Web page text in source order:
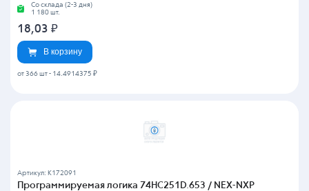
Со склада (2-3 дня)
1 180 шт.
18,03 ₽
В корзину
от 366 шт - 14.4914375 ₽
Артикул: K172091
Программируемая логика 74HC251D.653 / NEX-NXP